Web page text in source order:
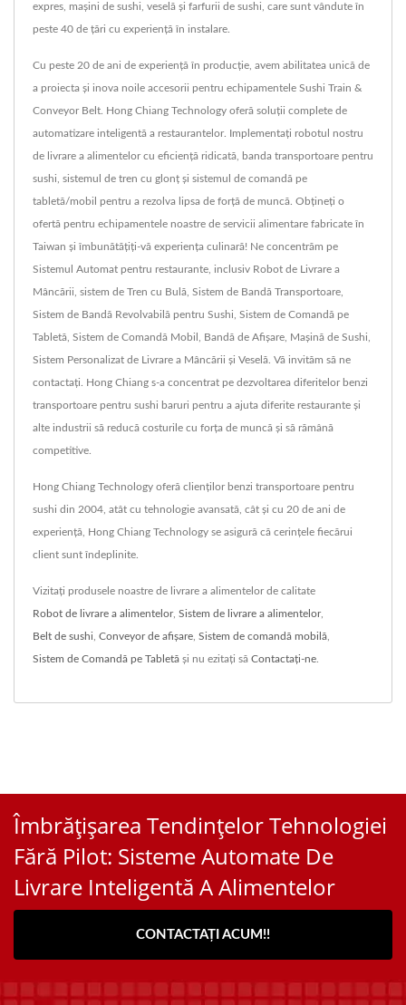
expres, mașini de sushi, veselă și farfurii de sushi, care sunt vândute în
peste 40 de țări cu experiență în instalare.
Cu peste 20 de ani de experiență în producție, avem abilitatea unică de
a proiecta și inova noile accesorii pentru echipamentele Sushi Train &
Conveyor Belt. Hong Chiang Technology oferă soluții complete de
automatizare inteligentă a restaurantelor. Implementați robotul nostru
de livrare a alimentelor cu eficiență ridicată, banda transportoare pentru
sushi, sistemul de tren cu glonț și sistemul de comandă pe
tabletă/mobil pentru a rezolva lipsa de forță de muncă. Obțineți o
ofertă pentru echipamentele noastre de servicii alimentare fabricate în
Taiwan și îmbunătățiți-vă experiența culinară! Ne concentrăm pe
Sistemul Automat pentru restaurante, inclusiv Robot de Livrare a
Mâncării, sistem de Tren cu Bulă, Sistem de Bandă Transportoare,
Sistem de Bandă Revolvabilă pentru Sushi, Sistem de Comandă pe
Tabletă, Sistem de Comandă Mobil, Bandă de Afișare, Mașină de Sushi,
Sistem Personalizat de Livrare a Mâncării și Veselă. Vă invităm să ne
contactați. Hong Chiang s-a concentrat pe dezvoltarea diferitelor benzi
transportoare pentru sushi baruri pentru a ajuta diferite restaurante și
alte industrii să reducă costurile cu forța de muncă și să rămână
competitive.
Hong Chiang Technology oferă clienților benzi transportoare pentru
sushi din 2004, atât cu tehnologie avansată, cât și cu 20 de ani de
experiență, Hong Chiang Technology se asigură că cerințele fiecărui
client sunt îndeplinite.
Vizitați produsele noastre de livrare a alimentelor de calitate
Robot de livrare a alimentelor, Sistem de livrare a alimentelor,
Belt de sushi, Conveyor de afișare, Sistem de comandă mobilă,
Sistem de Comandă pe Tabletă și nu ezitați să Contactați-ne.
Îmbrățișarea Tendințelor Tehnologiei
Fără Pilot: Sisteme Automate De
Livrare Inteligentă A Alimentelor
CONTACTAȚI ACUM!!